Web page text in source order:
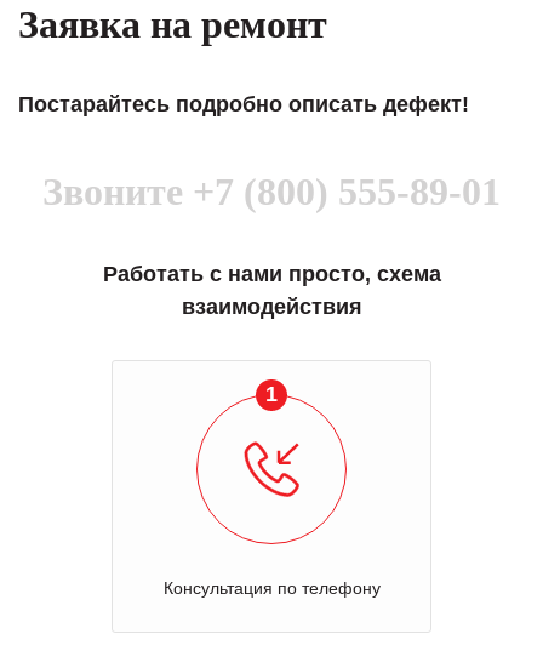
Заявка на ремонт
Постарайтесь подробно описать дефект!
Звоните +7 (800) 555-89-01
Работать с нами просто, схема
взаимодействия
1
Консультация по телефону